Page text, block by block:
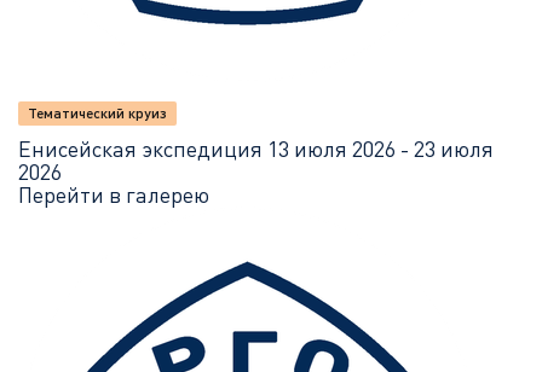
Тематический круиз
Енисейская экспедиция 13 июля 2026 - 23 июля
2026
Перейти в галерею